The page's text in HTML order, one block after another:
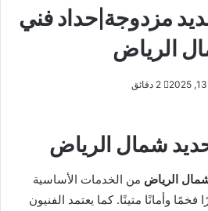
مزدوجة|حداد فني
الرياض
شمال الرياض
الرياض من الخدمات الأساسية
وأمانًا متينًا. كما يعتمد الفنيون